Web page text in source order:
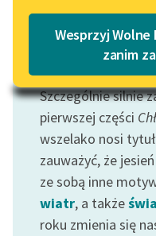
Lektury szkolne i klasyka
literatury do słuchania dla
uczennic i uczniów z
niepełnosprawnościami
E-kolekcja lektur
szkolnych i literatury do
słuchania dla uczennic i
uczniów z
niepełnosprawnościami
Wesprzyj
zanim
Motyw służy do
zamierania życia,
znaczenie
również typowo
Szczególnie silnie
pierwszej części
wszelako nosi tytuł
zauważyć, że
ze sobą inne
wiatr, a także
roku zmienia się